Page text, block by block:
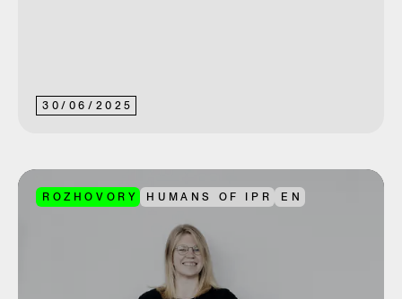
30/ 06/ 2025
ROZHOVORY HUMANS OF IPR EN